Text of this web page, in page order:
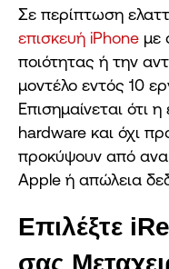
Σε περίπτωση
επισκευή iPhone με
ποιότητας ή την
μοντέλο εντός 10
Επισημαίνεται ότι
hardware και όχι
προκύψουν από
Apple ή απώλεια
Επιλέξτε
σας